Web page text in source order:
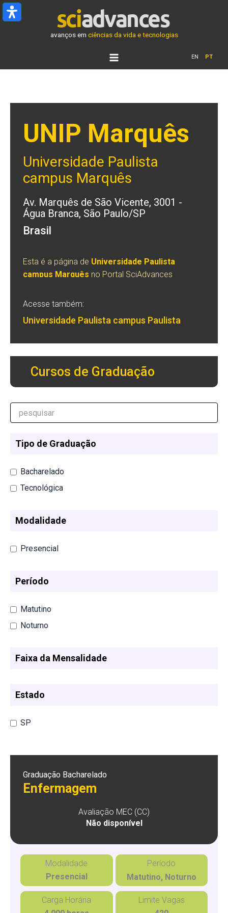
Ir
para
avanços em ciências da vida e tecnologias
EN PT
UNIP Marquês
Universidade Paulista
campus Marquês
Av. Marquês de São Vicente, 3001 -
Água Branca, São Paulo/SP
Brasil
Esta é a página de Universidade Paulista
campus Marquês no Portal SciAdvances
Acesse também:
Universidade Paulista campus Paulista
Cursos de Graduação
Tipo de Graduação
Bacharelado
Tecnológica
Modalidade
Presencial
Período
Matutino
Noturno
Faixa da Mensalidade
Estado
SP
Graduação Bacharelado
Enfermagem
Avaliação MEC (CC)
Não disponível
Modalidade
Presencial
Período
Matutino, Noturno
Carga Horária
Limite Vagas